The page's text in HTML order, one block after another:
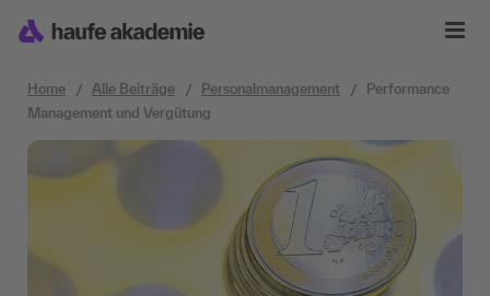
Home Alle Beiträge Personalmanagement
Performance
Management und Vergütung